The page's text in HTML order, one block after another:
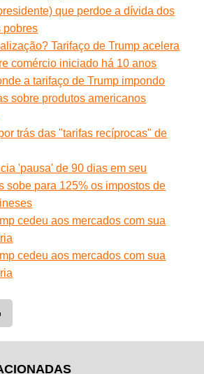
que perdoe a dívida dos
pobres
Tarifaço de Trump acelera
comércio iniciado há 10 anos
a tarifaço de Trump impondo
sobre produtos americanos
trás das "tarifas recíprocas" de
'pausa' de 90 dias em seu
sobe para 125% os impostos de
cedeu aos mercados com sua
cedeu aos mercados com sua